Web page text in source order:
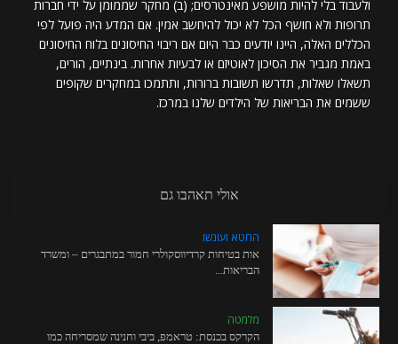
ולעבוד בלי להיות מושפע מאינטרסים; (ב) מחקר שממומן על ידי חברות
תרופות ולא חושף הכל לא יכול להיחשב אמין. אם המדע היה פועל לפי
הכללים האלה, היינו יודעים כבר היום אם ריבוי החיסונים בלוח החיסונים
באמת מגביר את הסיכון לאוטיזם או לבעיות אחרות. בינתיים, הורים,
תשאלו שאלות, תדרשו תשובות ברורות, ותתמכו במחקרים שקופים
ששמים את הבריאות של הילדים שלנו במרכז.
אולי תאהבו גם
החטא ועונשו
אות בטיחות קרדיווסקולרי חמור במתבגרים – ומשרד
הבריאות...
מלמטה
הקרקס בכנסת: טראמפ, ביבי וחנינה שמסריחה כמו